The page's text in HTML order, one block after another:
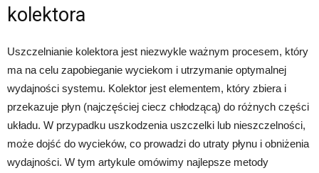
kolektora
Uszczelnianie kolektora jest niezwykle ważnym procesem, który
ma na celu zapobieganie wyciekom i utrzymanie optymalnej
wydajności systemu. Kolektor jest elementem, który zbiera i
przekazuje płyn (najczęściej ciecz chłodzącą) do różnych części
układu. W przypadku uszkodzenia uszczelki lub nieszczelności,
może dojść do wycieków, co prowadzi do utraty płynu i obniżenia
wydajności. W tym artykule omówimy najlepsze metody